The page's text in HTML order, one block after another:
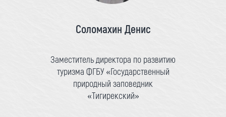
Соломахин Денис
Заместитель директора по развитию
туризма ФГБУ «Государственный
природный заповедник
«Тигирекский»